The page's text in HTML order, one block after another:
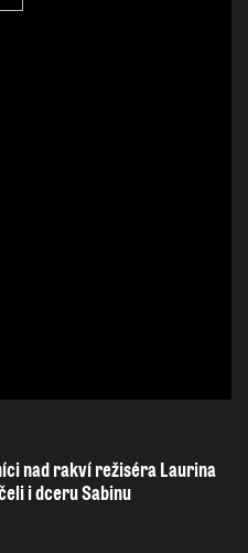
nad rakví režiséra Laurina
i dceru Sabinu